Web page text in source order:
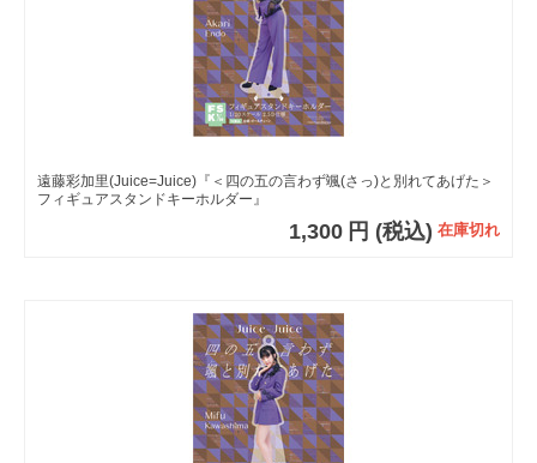
遠藤彩加里(Juice=Juice)『＜四の五の言わず颯(さっ)と別れてあげた＞
フィギュアスタンドキーホルダー』
1,300 円 (税込) 在庫切れ